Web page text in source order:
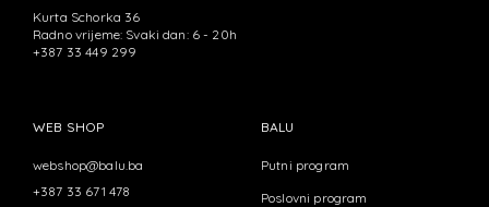
Kurta Schorka 36
Radno vrijeme: Svaki dan: 6 - 20h
+387 33 449 299
WEB SHOP
webshop@balu.ba
+387 33 671 478
BALU
Putni program
Poslovni program